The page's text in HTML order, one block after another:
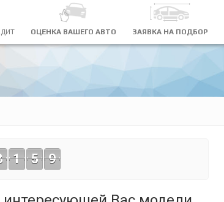
ОЦЕНКА ВАШЕГО АВТО ЗАЯВКА НА ПОДБОР
1 5 9